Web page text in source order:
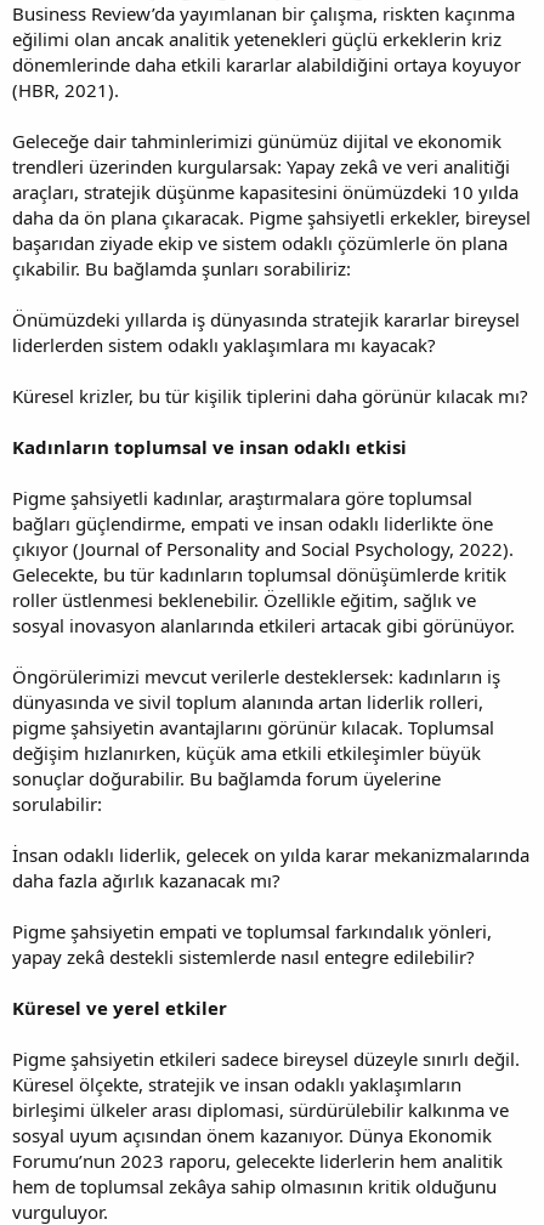
Business Review’da yayımlanan bir çalışma, riskten kaçınma
eğilimi olan ancak analitik yetenekleri güçlü erkeklerin kriz
dönemlerinde daha etkili kararlar alabildiğini ortaya koyuyor
(HBR, 2021).
Geleceğe dair tahminlerimizi günümüz dijital ve ekonomik
trendleri üzerinden kurgularsak: Yapay zekâ ve veri analitiği
araçları, stratejik düşünme kapasitesini önümüzdeki 10 yılda
daha da ön plana çıkaracak. Pigme şahsiyetli erkekler, bireysel
başarıdan ziyade ekip ve sistem odaklı çözümlerle ön plana
çıkabilir. Bu bağlamda şunları sorabiliriz:
Önümüzdeki yıllarda iş dünyasında stratejik kararlar bireysel
liderlerden sistem odaklı yaklaşımlara mı kayacak?
Küresel krizler, bu tür kişilik tiplerini daha görünür kılacak mı?
Kadınların toplumsal ve insan odaklı etkisi
Pigme şahsiyetli kadınlar, araştırmalara göre toplumsal
bağları güçlendirme, empati ve insan odaklı liderlikte öne
çıkıyor (Journal of Personality and Social Psychology, 2022).
Gelecekte, bu tür kadınların toplumsal dönüşümlerde kritik
roller üstlenmesi beklenebilir. Özellikle eğitim, sağlık ve
sosyal inovasyon alanlarında etkileri artacak gibi görünüyor.
Öngörülerimizi mevcut verilerle desteklersek: kadınların iş
dünyasında ve sivil toplum alanında artan liderlik rolleri,
pigme şahsiyetin avantajlarını görünür kılacak. Toplumsal
değişim hızlanırken, küçük ama etkili etkileşimler büyük
sonuçlar doğurabilir. Bu bağlamda forum üyelerine
sorulabilir:
İnsan odaklı liderlik, gelecek on yılda karar mekanizmalarında
daha fazla ağırlık kazanacak mı?
Pigme şahsiyetin empati ve toplumsal farkındalık yönleri,
yapay zekâ destekli sistemlerde nasıl entegre edilebilir?
Küresel ve yerel etkiler
Pigme şahsiyetin etkileri sadece bireysel düzeyle sınırlı değil.
Küresel ölçekte, stratejik ve insan odaklı yaklaşımların
birleşimi ülkeler arası diplomasi, sürdürülebilir kalkınma ve
sosyal uyum açısından önem kazanıyor. Dünya Ekonomik
Forumu’nun 2023 raporu, gelecekte liderlerin hem analitik
hem de toplumsal zekâya sahip olmasının kritik olduğunu
vurguluyor.